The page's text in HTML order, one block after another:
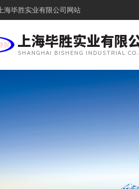
上海毕胜实业有限公司网站